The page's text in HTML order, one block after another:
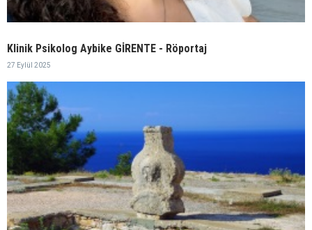
Klinik Psikolog Aybike GİRENTE - Röportaj
27 Eylül 2025